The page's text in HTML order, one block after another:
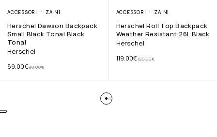
ACCESSORI ZAINI
Herschel Dawson Backpack
Small Black Tonal Black
Tonal
Herschel
90.00€
89.00€
ACCESSORI ZAINI
Herschel Roll Top Backpack
Weather Resistant 26L Black
Herschel
120.00€
119.00€